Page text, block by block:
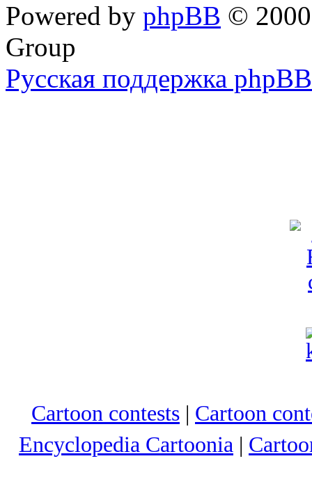
Powered by phpBB ©
Group
Русская поддержка phpBB
Cartoon contests | Cartoon
Encyclopedia Cartoonia |